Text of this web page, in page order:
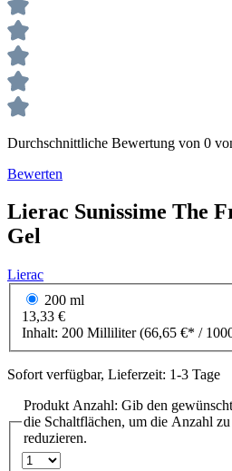
Durchschnittliche Bewertung von 0
Bewerten
Lierac Sunissime The
Gel
Lierac
200 ml
13,33 €
Inhalt: 200 Milliliter(66,65 €* /
Sofort verfügbar, Lieferzeit: 1-3 Tage
Produkt Anzahl: Gib den
die Schaltflächen, um die Anzahl
reduzieren.